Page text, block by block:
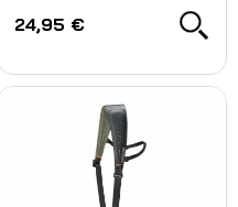
24,95 €